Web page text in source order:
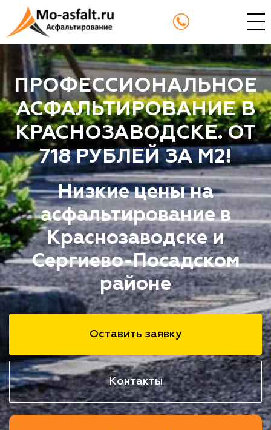
ПРОФЕССИОНАЛЬНОЕ
АСФАЛЬТИРОВАНИЕ В
КРАСНОЗАВОДСКЕ. ОТ
718 РУБЛЕЙ ЗА М2!
Низкие цены на
асфальтирование в
Краснозаводске и
Сергиево-Посадском
районе
Оставить заявку
Контакты